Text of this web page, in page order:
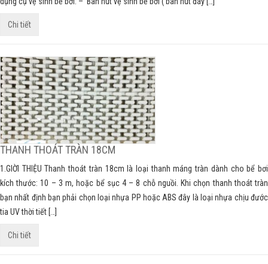
Chi tiết
THANH THOÁT TRÀN 18CM
1.GIỜI THIỆU Thanh thoát tràn 18cm là loại thanh máng tràn dành cho bể bơi
kích thước: 10 – 3 m, hoặc bể sục 4 – 8 chỗ nguồi. Khi chọn thanh thoát tràn
bạn nhất định bạn phải chọn loại nhựa PP hoặc ABS đây là loại nhựa chịu đước
tia UV thời tiết […]
Chi tiết